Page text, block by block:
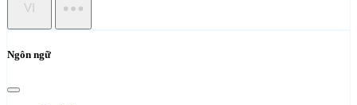
VI
Ngôn ngữ